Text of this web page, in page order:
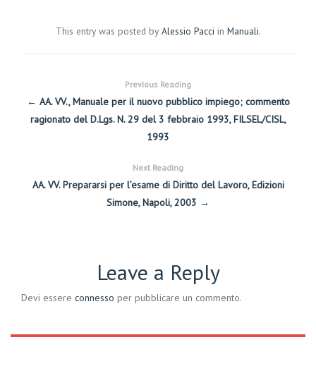
This entry was posted by Alessio Pacci in Manuali.
Previous Reading
← AA. VV., Manuale per il nuovo pubblico impiego; commento
ragionato del D.Lgs. N. 29 del 3 febbraio 1993, FILSEL/CISL,
1993
Next Reading
AA. VV. Prepararsi per l’esame di Diritto del Lavoro, Edizioni
Simone, Napoli, 2003 →
Leave a Reply
Devi essere connesso per pubblicare un commento.